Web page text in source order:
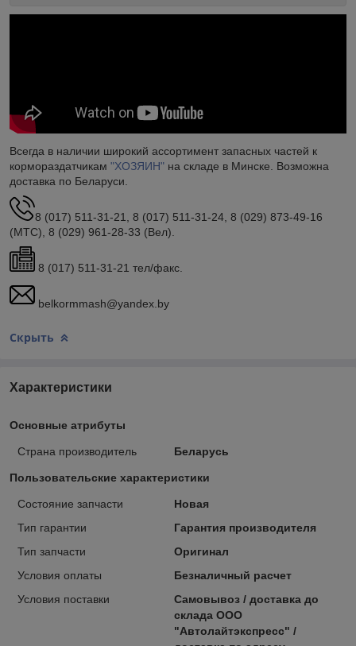
Всегда в наличии широкий ассортимент запасных частей к
кормораздатчикам "ХОЗЯИН" на складе в Минске. Возможна
доставка по Беларуси.
8 (017) 511-31-21, 8 (017) 511-31-24, 8 (029) 873-49-16
(МТС), 8 (029) 961-28-33 (Вел).
8 (017) 511-31-21 тел/факс.
belkormmash@yandex.by
Скрыть
Характеристики
Основные атрибуты
Страна производитель Беларусь
Пользовательские характеристики
Состояние запчасти
Новая
Тип гарантии
Гарантия производителя
Тип запчасти
Оригинал
Условия оплаты
Безналичный расчет
Условия поставки
Самовывоз / доставка до
склада ООО
"Автолайтэкспресс" /